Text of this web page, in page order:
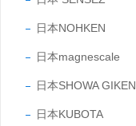
日本NOHKEN
日本magnescale
日本SHOWA GIKEN
日本KUBOTA